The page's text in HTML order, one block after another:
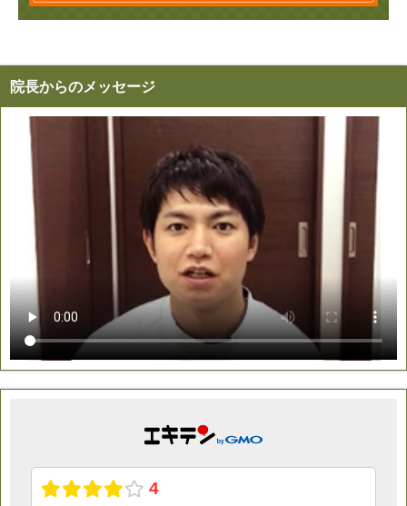
院長からのメッセージ